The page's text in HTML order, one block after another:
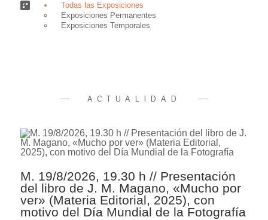
Todas las Exposiciones
Exposiciones Permanentes
Exposiciones Temporales
ACTUALIDAD
M. 19/8/2026, 19.30 h // Presentación
del libro de J. M. Magano, «Mucho por
ver» (Materia Editorial, 2025), con
motivo del Día Mundial de la Fotografía